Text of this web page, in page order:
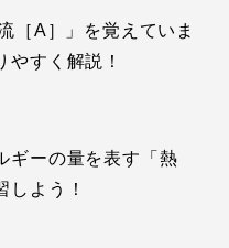
［A］」を覚えていま
すく解説！
ギーの量を表す「熱
しよう！